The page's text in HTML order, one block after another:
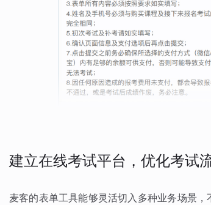
建立在线考试平台，优化考试
麦客的表单工具能够灵活切入多种业务场景